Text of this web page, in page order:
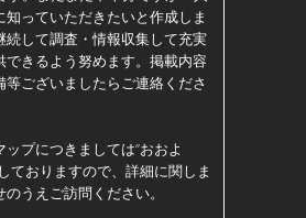
知っていただきたいと作成しま
続して調査・情報収集して充実
できるよう努めます。掲載内容
等ございましたらご連絡くださ
ップにつきましては”おおよ
ておりますので、詳細に関しま
うえご訪問ください。